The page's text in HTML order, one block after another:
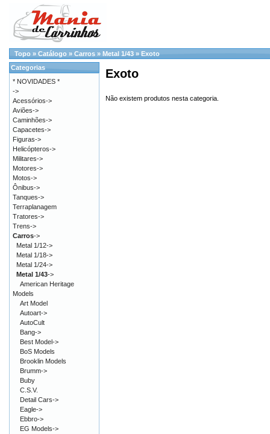
Topo » Catálogo » Carros » Metal 1/43 » Exoto
Exoto
Não existem produtos nesta categoria.
Categorias
* NOVIDADES *
->
Acessórios->
Aviões->
Caminhões->
Capacetes->
Figuras->
Helicópteros->
Militares->
Motores->
Motos->
Ônibus->
Tanques->
Terraplanagem
Tratores->
Trens->
Carros->
Metal 1/12->
Metal 1/18->
Metal 1/24->
Metal 1/43->
American Heritage
Models
Art Model
Autoart->
AutoCult
Bang->
Best Model->
BoS Models
Brooklin Models
Brumm->
Buby
C.S.V.
Detail Cars->
Eagle->
Ebbro->
EG Models->